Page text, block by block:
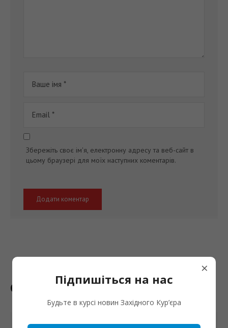
Збережіть своє ім'я, електронну адресу та веб-сайт в
цьому браузері для моїх наступних коментарів.
Останні новини
×
Підпишіться на нас
Будьте в курсі новин Західного Кур’єра